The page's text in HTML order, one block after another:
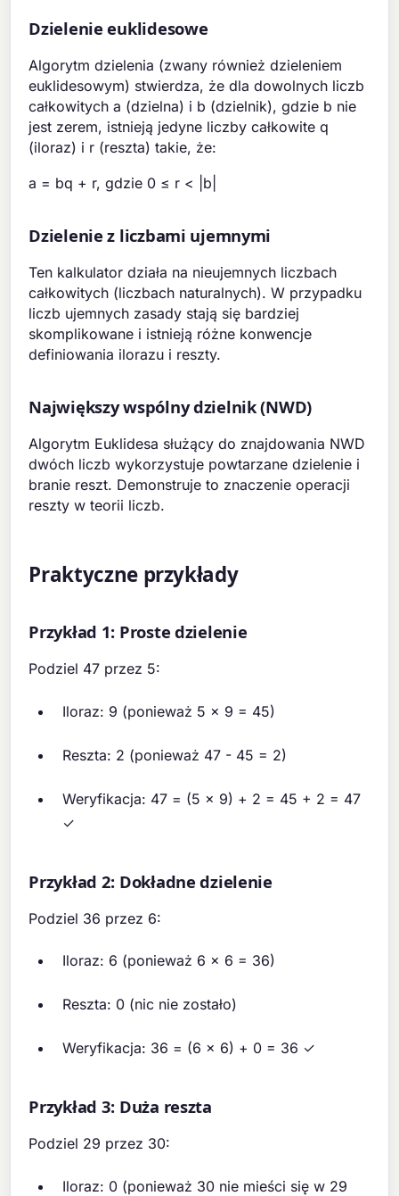
Dzielenie euklidesowe
Algorytm dzielenia (zwany również dzieleniem
euklidesowym) stwierdza, że dla dowolnych liczb
całkowitych a (dzielna) i b (dzielnik), gdzie b nie
jest zerem, istnieją jedyne liczby całkowite q
(iloraz) i r (reszta) takie, że:
a = bq + r, gdzie 0 ≤ r < |b|
Dzielenie z liczbami ujemnymi
Ten kalkulator działa na nieujemnych liczbach
całkowitych (liczbach naturalnych). W przypadku
liczb ujemnych zasady stają się bardziej
skomplikowane i istnieją różne konwencje
definiowania ilorazu i reszty.
Największy wspólny dzielnik (NWD)
Algorytm Euklidesa służący do znajdowania NWD
dwóch liczb wykorzystuje powtarzane dzielenie i
branie reszt. Demonstruje to znaczenie operacji
reszty w teorii liczb.
Praktyczne przykłady
Przykład 1: Proste dzielenie
Podziel 47 przez 5:
Iloraz: 9 (ponieważ 5 × 9 = 45)
Reszta: 2 (ponieważ 47 - 45 = 2)
Weryfikacja: 47 = (5 × 9) + 2 = 45 + 2 = 47
✓
Przykład 2: Dokładne dzielenie
Podziel 36 przez 6:
Iloraz: 6 (ponieważ 6 × 6 = 36)
Reszta: 0 (nic nie zostało)
Weryfikacja: 36 = (6 × 6) + 0 = 36 ✓
Przykład 3: Duża reszta
Podziel 29 przez 30:
Iloraz: 0 (ponieważ 30 nie mieści się w 29